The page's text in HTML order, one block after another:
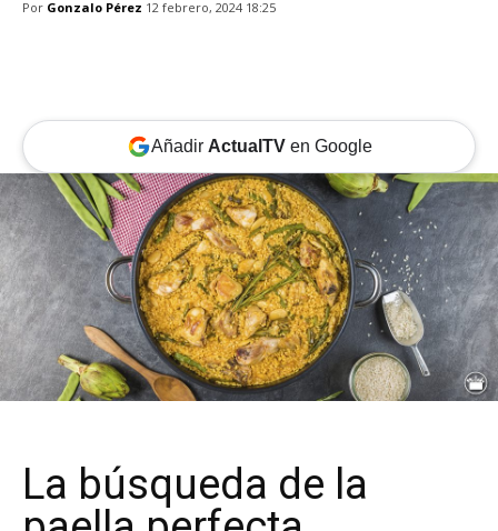
Por Gonzalo Pérez 12 febrero, 2024 18:25
Añadir ActualTVen Google
La búsqueda de la